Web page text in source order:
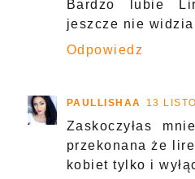
Bardzo lubie
jeszcze nie
Odpowiedz
PAULLISHAA 13
Zaskoczyłas
przekonana że
kobiet tylko i